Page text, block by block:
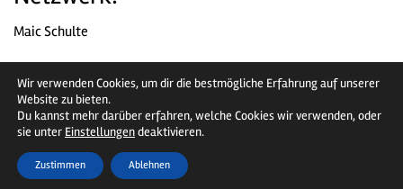
Wir verwenden Cookies, um dir die bestmögliche Erfahrung auf unserer
Website zu bieten.
Du kannst mehr darüber erfahren, welche Cookies wir verwenden, oder
sie unter Einstellungendeaktivieren.
Zustimmen Ablehnen
Maic Schulte
Chromjuwelen
Facebook
Instagram